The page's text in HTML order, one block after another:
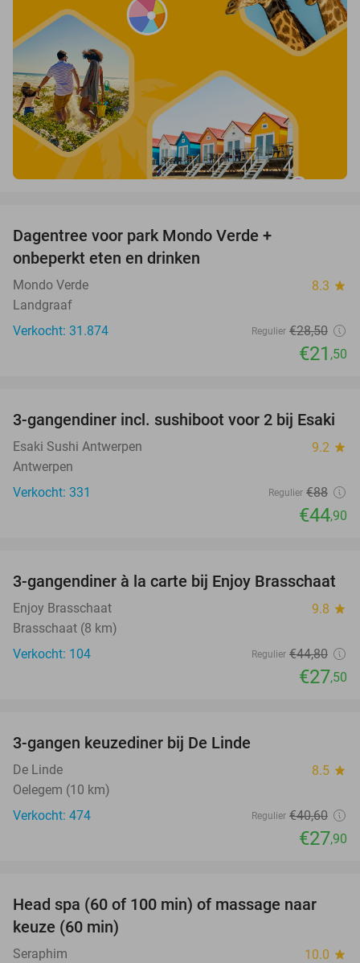
Dagentree voor park Mondo Verde +
onbeperkt eten en drinken
Mondo Verde 8.3 star
Landgraaf
Verkocht: 31.874
Regulier €28,50
€21 ,50
49%
3-gangendiner incl. sushiboot voor 2 bij Esaki
Esaki Sushi Antwerpen 9.2 star
Antwerpen
Verkocht: 331
Regulier €88
€44,90
39%
3-gangendiner à la carte bij Enjoy Brasschaat
Enjoy Brasschaat 9.8 star
Brasschaat (8 km)
Verkocht: 104
Regulier €44,80
€27,50
3-gangen keuzediner bij De Linde
De Linde 8.5 star
Oelegem (10 km)
Verkocht: 474
Regulier €40,60
€27,90
38%
Head spa (60 of 100 min) of massage naar
keuze (60 min)
Seraphim 10.0 star